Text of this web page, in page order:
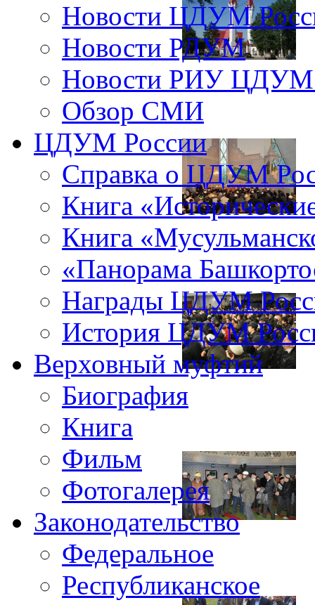
Новости ЦДУМ
Новости РДУМ
Новости РИУ ЦДУМ
Обзор СМИ
ЦДУМ России
Справка о ЦДУМ
Книга
Книга
«Панорама
Награды ЦДУМ
История ЦДУМ
Верховный муфтий
Биография
Книга
Фильм
Фотогалерея
Законодательство
Федеральное
Республиканское